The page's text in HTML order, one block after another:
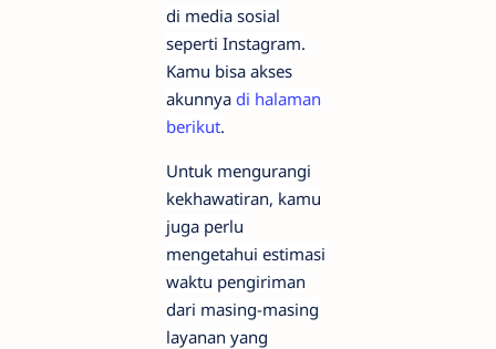
di media sosial
seperti Instagram.
Kamu bisa akses
akunnya di halaman
berikut.
Untuk mengurangi
kekhawatiran, kamu
juga perlu
mengetahui estimasi
waktu pengiriman
dari masing-masing
layanan yang